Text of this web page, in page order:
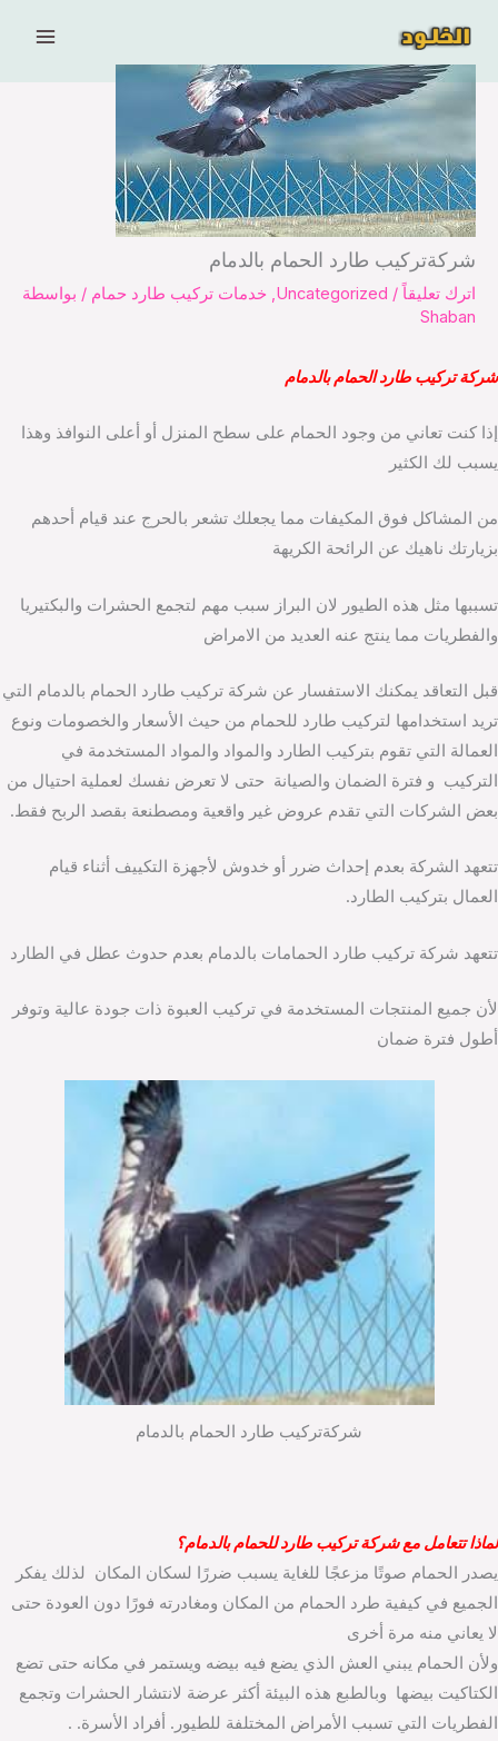
المحتوى
شركةتركيب طارد الحمام بالدمام
اترك تعليقاً /
Uncategorized
, خدمات تركيب طارد حمام / بواسطة
Shaban
شركة تركيب طارد الحمام بالدمام
إذا كنت تعاني من وجود الحمام على سطح المنزل أو أعلى النوافذ وهذا
يسبب لك الكثير
من المشاكل فوق المكيفات مما يجعلك تشعر بالحرج عند قيام أحدهم
بزيارتك ناهيك عن الرائحة الكريهة
تسببها مثل هذه الطيور لان البراز سبب مهم لتجمع الحشرات والبكتيريا
والفطريات مما ينتج عنه العديد من الامراض
قبل التعاقد يمكنك الاستفسار عن شركة تركيب طارد الحمام بالدمام التي
تريد استخدامها لتركيب طارد للحمام من حيث الأسعار والخصومات ونوع
العمالة التي تقوم بتركيب الطارد والمواد والمواد المستخدمة في
التركيب و فترة الضمان والصيانة حتى لا تعرض نفسك لعملية احتيال من
بعض الشركات التي تقدم عروض غير واقعية ومصطنعة بقصد الربح فقط.
تتعهد الشركة بعدم إحداث ضرر أو خدوش لأجهزة التكييف أثناء قيام
العمال بتركيب الطارد.
تتعهد شركة تركيب طارد الحمامات بالدمام بعدم حدوث عطل في الطارد
لأن جميع المنتجات المستخدمة في تركيب العبوة ذات جودة عالية وتوفر
أطول فترة ضمان
شركةتركيب طارد الحمام بالدمام
لماذا تتعامل مع شركة تركيب طارد للحمام بالدمام؟
يصدر الحمام صوتًا مزعجًا للغاية يسبب ضررًا لسكان المكان لذلك يفكر
الجميع في كيفية طرد الحمام من المكان ومغادرته فورًا دون العودة حتى
لا يعاني منه مرة أخرى
ولأن الحمام يبني العش الذي يضع فيه بيضه ويستمر في مكانه حتى تضع
الكتاكيت بيضها وبالطبع هذه البيئة أكثر عرضة لانتشار الحشرات وتجمع
الفطريات التي تسبب الأمراض المختلفة للطيور. أفراد الأسرة. .